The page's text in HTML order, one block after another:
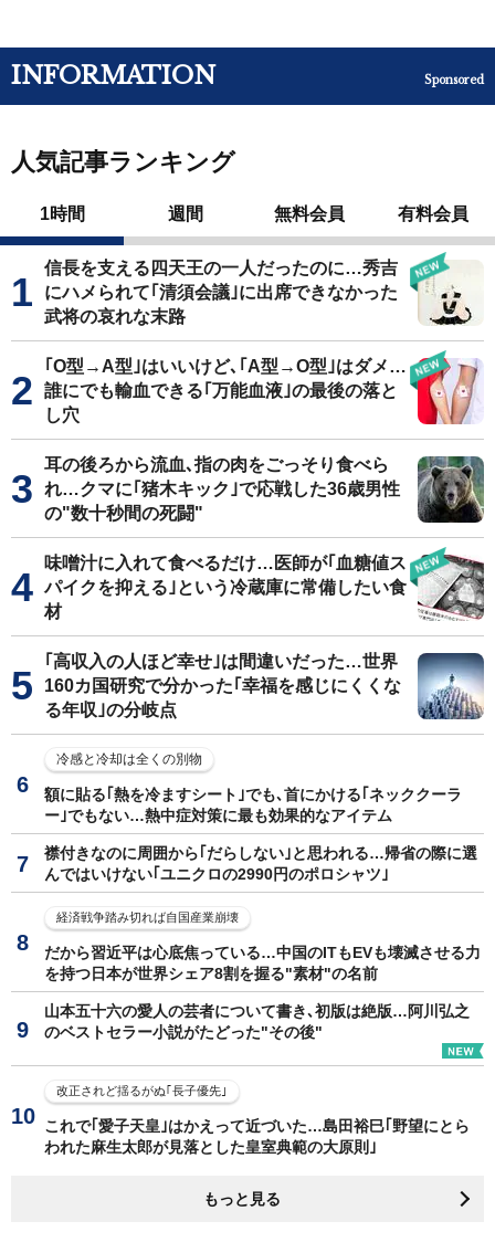
INFORMATION Sponsored
人気記事ランキング
1時間 週間 無料会員 有料会員
信長を支える四天王の一人だったのに…秀吉
にハメられて｢清須会議｣に出席できなかった
武将の哀れな末路
｢O型→A型｣はいいけど､｢A型→O型｣はダメ…
誰にでも輸血できる｢万能血液｣の最後の落と
し穴
耳の後ろから流血､指の肉をごっそり食べら
れ…クマに｢猪木キック｣で応戦した36歳男性
の"数十秒間の死闘"
味噌汁に入れて食べるだけ…医師が｢血糖値ス
パイクを抑える｣という冷蔵庫に常備したい食
材
｢高収入の人ほど幸せ｣は間違いだった…世界
160カ国研究で分かった｢幸福を感じにくくな
る年収｣の分岐点
冷感と冷却は全くの別物
額に貼る｢熱を冷ますシート｣でも､首にかける｢ネッククーラ
ー｣でもない…熱中症対策に最も効果的なアイテム
襟付きなのに周囲から｢だらしない｣と思われる…帰省の際に選
んではいけない｢ユニクロの2990円のポロシャツ｣
経済戦争踏み切れば自国産業崩壊
だから習近平は心底焦っている…中国のITもEVも壊滅させる力
を持つ日本が世界シェア8割を握る"素材"の名前
山本五十六の愛人の芸者について書き､初版は絶版…阿川弘之
のベストセラー小説がたどった"その後"
改正されど揺るがぬ｢長子優先｣
これで｢愛子天皇｣はかえって近づいた…島田裕巳｢野望にとら
われた麻生太郎が見落とした皇室典範の大原則｣
もっと見る